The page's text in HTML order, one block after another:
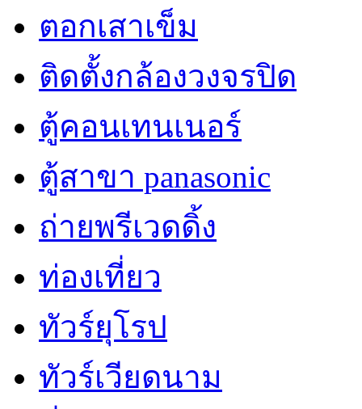
ตอกเสาเข็ม
ติดตั้งกล้องวงจรปิด
ตู้คอนเทนเนอร์
ตู้สาขา panasonic
ถ่ายพรีเวดดิ้ง
ท่องเที่ยว
ทัวร์ยุโรป
ทัวร์เวียดนาม